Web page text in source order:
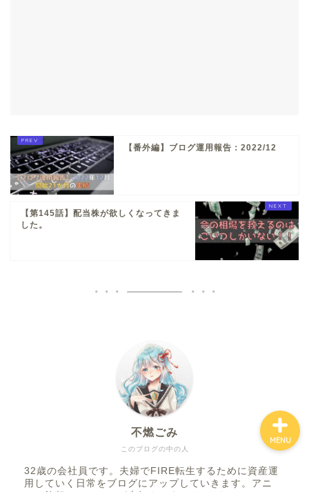
【番外編】ブログ運用報告：2022/12
【第145話】配当株が欲しくなってきま
した。
このブログの中の人
不燃ごみ
32歳の会社員です。夫婦でFIRE転生するために資産運
用していく日常をブログにアップしていきます。アニ
MENU
ホーム